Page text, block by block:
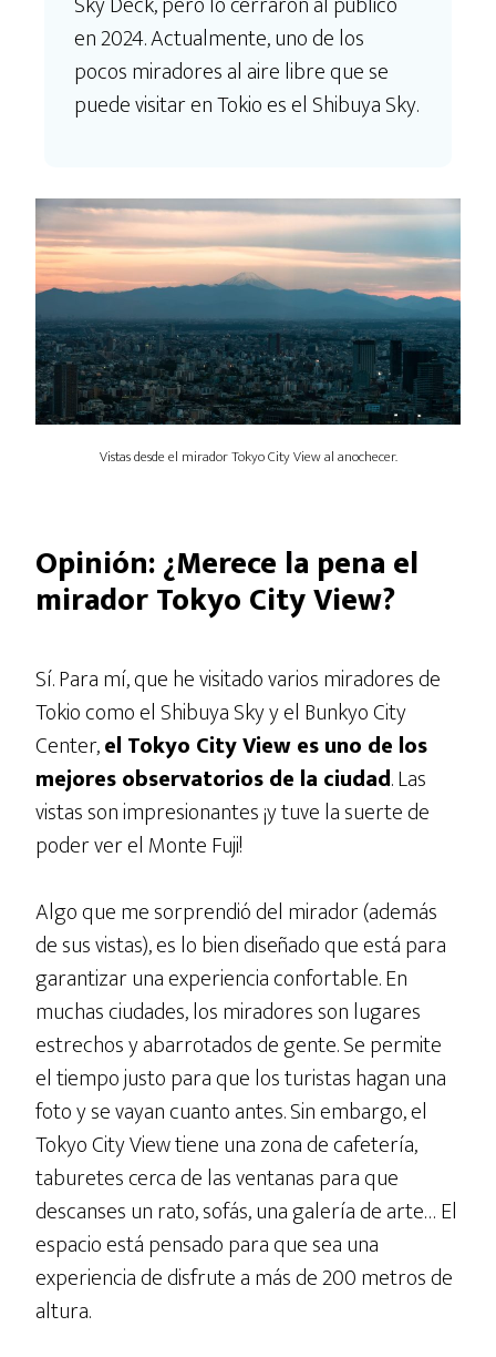
en 2024. Actualmente, uno de los
pocos miradores al aire libre que se
puede visitar en Tokio es el Shibuya Sky.
Vistas desde el mirador Tokyo City View al anochecer.
Opinión: ¿Merece la pena el
mirador Tokyo City View?
Sí. Para mí, que he visitado varios miradores de
Tokio como el Shibuya Sky y el Bunkyo City
Center,el Tokyo City View es uno de los
mejores observatorios de la ciudad. Las
vistas son impresionantes ¡y tuve la suerte de
poder ver el Monte Fuji!
Algo que me sorprendió del mirador (además
de sus vistas), es lo bien diseñado que está para
garantizar una experiencia confortable. En
muchas ciudades, los miradores son lugares
estrechos y abarrotados de gente. Se permite
el tiempo justo para que los turistas hagan una
foto y se vayan cuanto antes. Sin embargo, el
Tokyo City View tiene una zona de cafetería,
taburetes cerca de las ventanas para que
descanses un rato, sofás, una galería de arte… El
espacio está pensado para que sea una
experiencia de disfrute a más de 200 metros de
altura.